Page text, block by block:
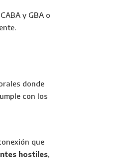
y GBA o
donde
con los
que
hostiles,